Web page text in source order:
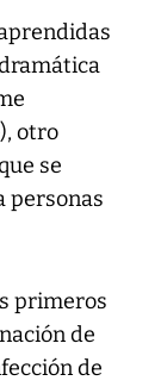
otro
se
personas
primeros
de
de